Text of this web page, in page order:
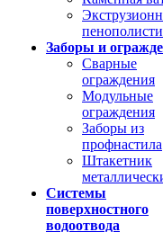
Заборы и
Сварные
ограждения
Модульные
ограждения
Заборы из
профнастила
Штакетник
Системы
поверхностного
водоотвода